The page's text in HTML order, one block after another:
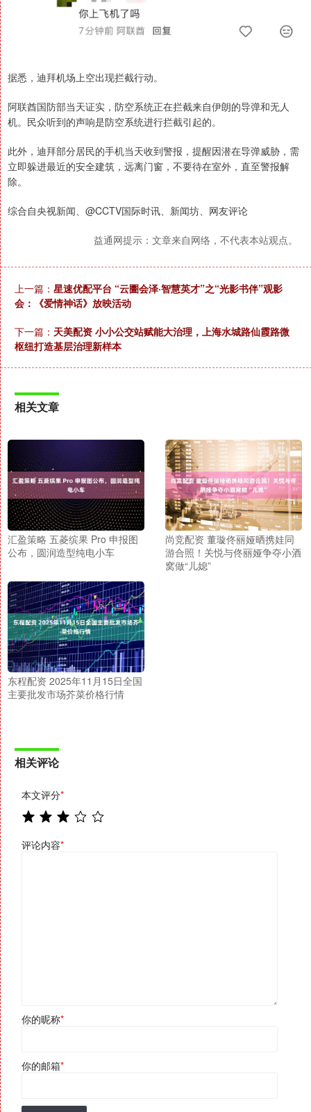
据悉，迪拜机场上空出现拦截行动。
阿联酋国防部当天证实，防空系统正在拦截来自伊朗的导弹和无人
机。民众听到的声响是防空系统进行拦截引起的。
此外，迪拜部分居民的手机当天收到警报，提醒因潜在导弹威胁，需
立即躲进最近的安全建筑，远离门窗，不要待在室外，直至警报解
除。
综合自央视新闻、@CCTV国际时讯、新闻坊、网友评论
益通网提示：文章来自网络，不代表本站观点。
上一篇： 星速优配平台 “云圕会泽·智慧英才”之“光影书伴”观影
会：《爱情神话》放映活动
下一篇： 天美配资 小小公交站赋能大治理，上海水城路仙霞路微
枢纽打造基层治理新样本
相关文章
汇盈策略 五菱缤果 Pro 申报图
公布，圆润造型纯电小车
尚竞配资 董璇佟丽娅晒携娃同
游合照！关悦与佟丽娅争夺小酒
窝做“儿媳”
东程配资 2025年11月15日全国
主要批发市场芥菜价格行情
相关评论
本文评分*
评论内容*
你的昵称*
你的邮箱*